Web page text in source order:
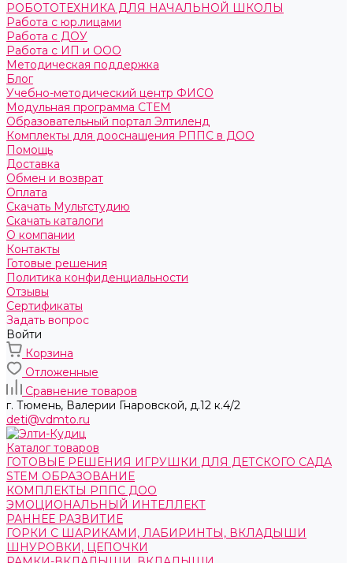
РОБОТОТЕХНИКА ДЛЯ НАЧАЛЬНОЙ ШКОЛЫ
Работа с юр.лицами
Работа с ДОУ
Работа с ИП и ООО
Методическая поддержка
Блог
Учебно-методический центр ФИСО
Модульная программа СТЕМ
Образовательный портал Элтиленд
Комплекты для дооснащения РППС в ДОО
Помощь
Доставка
Обмен и возврат
Оплата
Скачать Мультстудию
Скачать каталоги
О компании
Контакты
Готовые решения
Политика конфиденциальности
Отзывы
Сертификаты
Задать вопрос
Войти
Корзина
Отложенные
Сравнение товаров
г. Тюмень, ​Валерии Гнаровской, д.12 к.4/2
deti@vdmto.ru
Каталог товаров
ГОТОВЫЕ РЕШЕНИЯ ИГРУШКИ ДЛЯ ДЕТСКОГО САДА
STEM ОБРАЗОВАНИЕ
КОМПЛЕКТЫ РППС ДОО
ЭМОЦИОНАЛЬНЫЙ ИНТЕЛЛЕКТ
РАННЕЕ РАЗВИТИЕ
ГОРКИ С ШАРИКАМИ, ЛАБИРИНТЫ, ВКЛАДЫШИ
ШНУРОВКИ, ЦЕПОЧКИ